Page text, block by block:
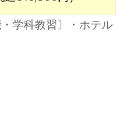
学科教習〕・ホテル